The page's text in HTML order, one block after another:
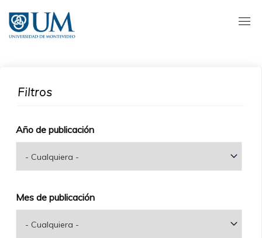
contenido
principal
Filtros
Año de publicación
Mes de publicación